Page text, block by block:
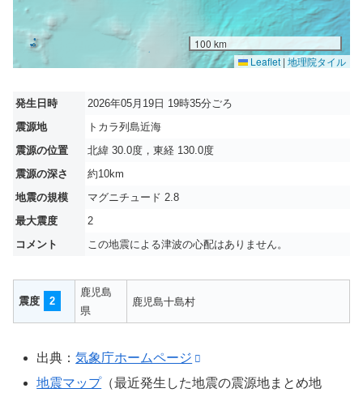
100 km
Leaflet | 地理院タイル
発生日時
2026年05月19日 19時35分ごろ
震源地
トカラ列島近海
震源の位置
北緯 30.0度，東経 130.0度
震源の深さ
約10km
地震の規模
マグニチュード 2.8
最大震度
2
コメント
この地震による津波の心配はありません。
震度 2
鹿児島
県
鹿児島十島村
出典：気象庁ホームページ
地震マップ（最近発生した地震の震源地まとめ地